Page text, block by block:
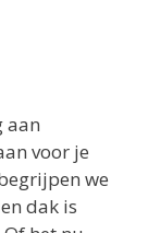
aan
voor je
we
dak is